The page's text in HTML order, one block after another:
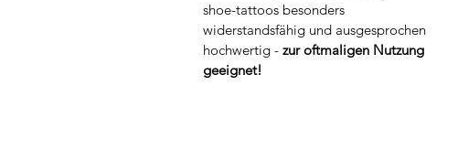
shoe-tattoos besonders
widerstandsfähig und ausgesprochen
hochwertig - zur oftmaligen Nutzung
geeignet!